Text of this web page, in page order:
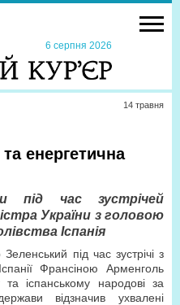
6 серпня 2026
14 травня
енергетична
під час зустрічей
України з головою
Іспанія
під час зустрічі з
Франсіною Арменголь
іспанському народові за
відзначив ухвалені